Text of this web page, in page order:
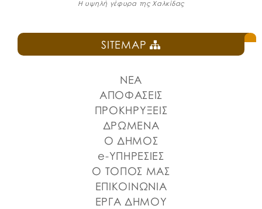
Η υψηλή γέφυρα της Χαλκίδας
SITEMAP
ΝΕΑ
ΑΠΟΦΑΣΕΙΣ
ΠΡΟΚΗΡΥΞΕΙΣ
ΔΡΩΜΕΝΑ
Ο ΔΗΜΟΣ
e-ΥΠΗΡΕΣΙΕΣ
Ο ΤΟΠΟΣ ΜΑΣ
ΕΠΙΚΟΙΝΩΝΙΑ
ΕΡΓΑ ΔΗΜΟΥ